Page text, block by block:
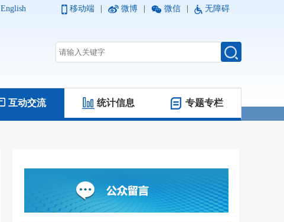
English 移动端 微博 微信 无障碍
互动交流 统计信息 专题专栏